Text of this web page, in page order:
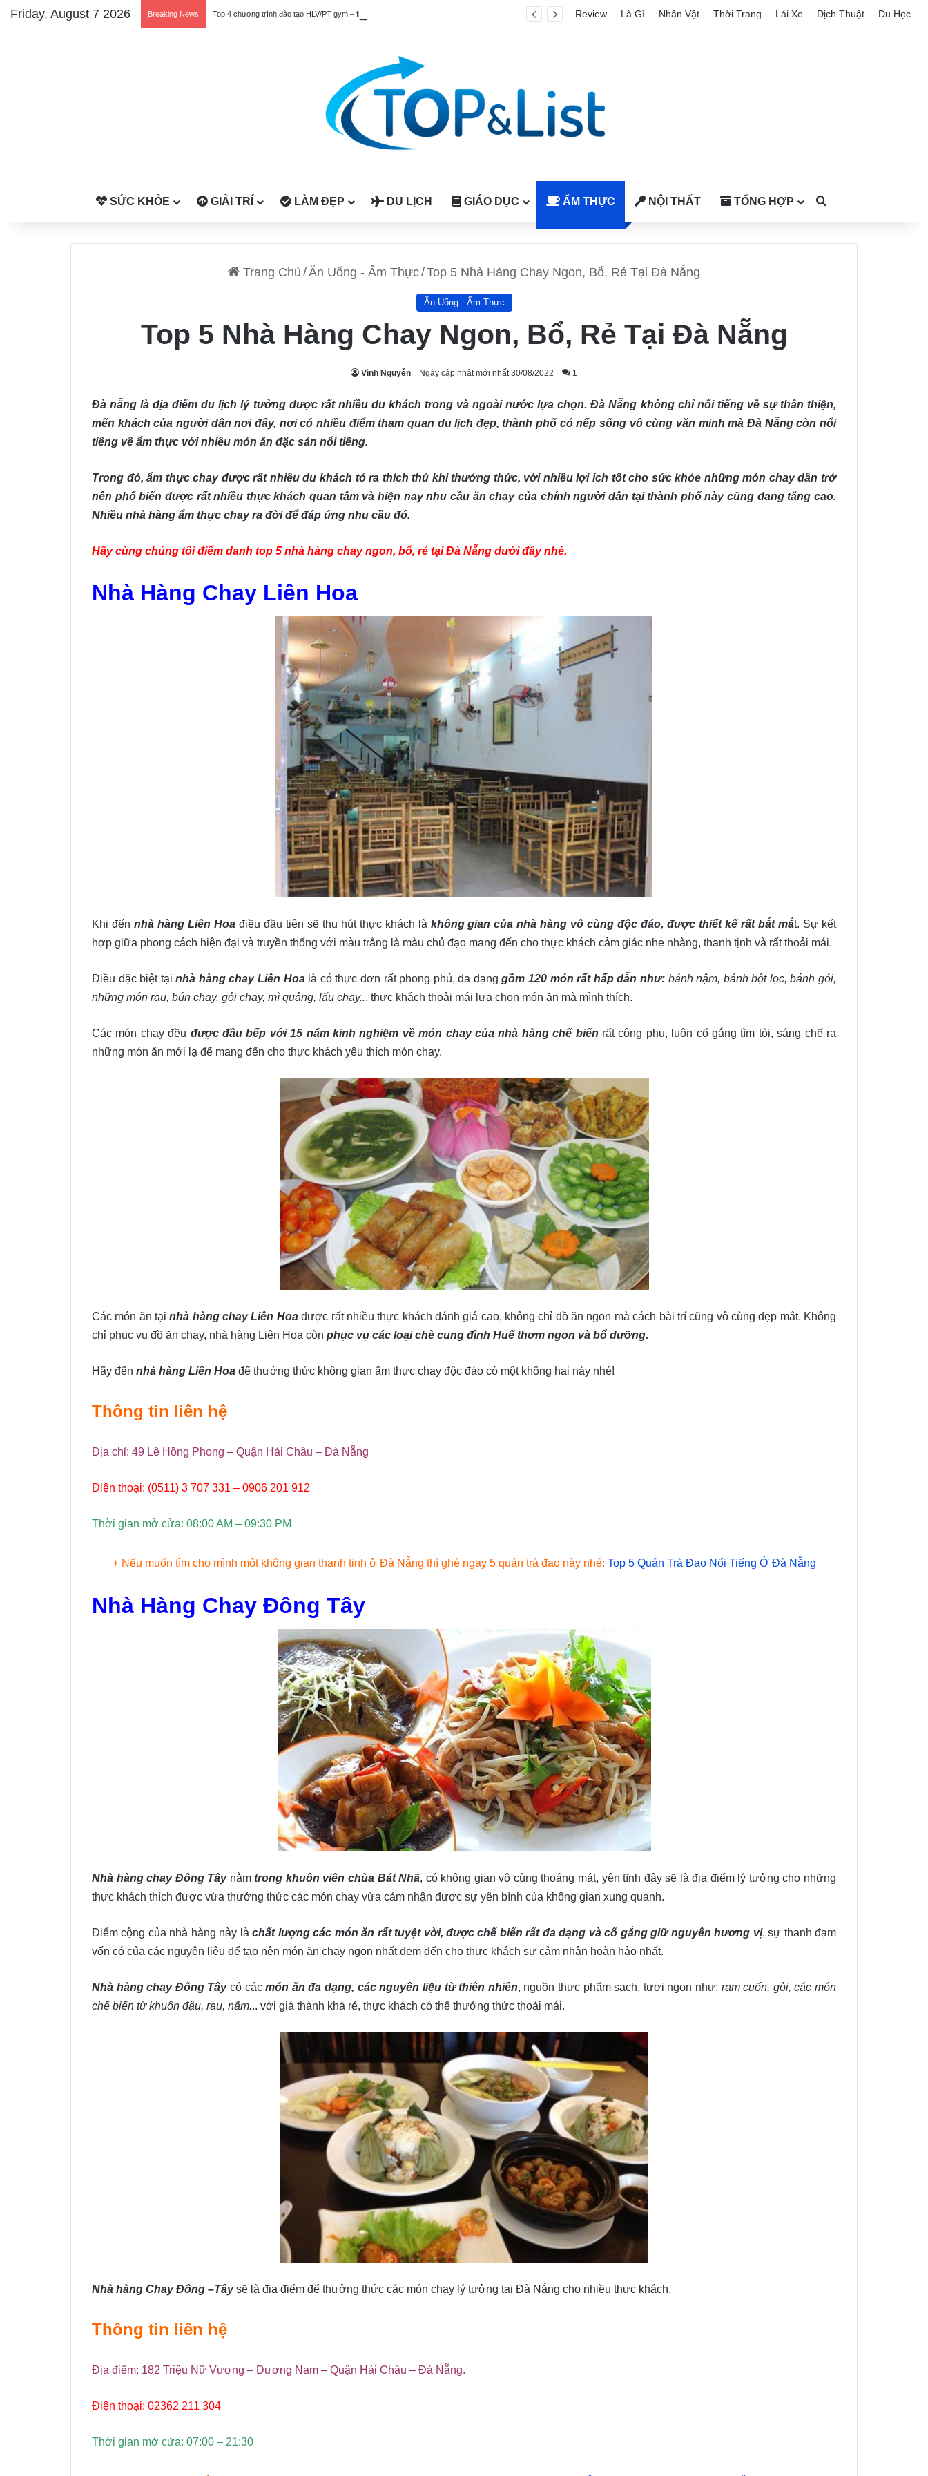
Friday, August 7 2026 Breaking News Top 4 chương trình đào tạo HLV/PT gym – fitness quốc tế được công nhận tại Việt Nam Review Là Gì Nhân Vật Thời Trang Lái Xe Dịch Thuật Du Học
SỨC KHỎE GIẢI TRÍ LÀM ĐẸP DU LỊCH GIÁO DỤC ẨM THỰC NỘI THẤT TỔNG HỢP
Trang Chủ /Ăn Uống - Ẩm Thực/Top 5 Nhà Hàng Chay Ngon, Bổ, Rẻ Tại Đà Nẵng
Ăn Uống - Ẩm Thực
Top 5 Nhà Hàng Chay Ngon, Bổ, Rẻ Tại Đà Nẵng
Vĩnh Nguyễn Ngày cập nhật mới nhất 30/08/2022 1
Đà nẵng là địa điểm du lịch lý tưởng được rất nhiều du khách trong và ngoài nước lựa chọn. Đà Nẵng không chỉ nổi tiếng về sự thân thiện,
mến khách của người dân nơi đây, nơi có nhiều điểm tham quan du lịch đẹp, thành phố có nếp sống vô cùng văn minh mà Đà Nẵng còn nổi
tiếng về ẩm thực với nhiều món ăn đặc sản nổi tiếng.
Trong đó, ẩm thực chay được rất nhiều du khách tỏ ra thích thú khi thưởng thức, với nhiều lợi ích tốt cho sức khỏe những món chay dần trở
nên phổ biến được rất nhiều thực khách quan tâm và hiện nay nhu cầu ăn chay của chính người dân tại thành phố này cũng đang tăng cao.
Nhiều nhà hàng ẩm thực chay ra đời để đáp ứng nhu cầu đó.
Hãy cùng chúng tôi điểm danh top 5 nhà hàng chay ngon, bổ, rẻ tại Đà Nẵng dưới đây nhé.
Nhà Hàng Chay Liên Hoa
Khi đến nhà hàng Liên Hoađiều đầu tiên sẽ thu hút thực khách là không gian của nhà hàng vô cùng độc đáo, được thiết kế rất bắt mắt. Sự kết
hợp giữa phong cách hiện đại và truyền thống với màu trắng là màu chủ đạo mang đến cho thực khách cảm giác nhẹ nhàng, thanh tịnh và rất thoải mái.
Điều đặc biệt tạinhà hàng chay Liên Hoalà có thực đơn rất phong phú, đa dạnggồm 120 món rất hấp dẫn như: bánh nậm, bánh bột lọc, bánh gói,
những món rau, bún chay, gỏi chay, mì quảng, lẩu chay... thực khách thoải mái lựa chọn món ăn mà mình thích.
Các món chay đều được đầu bếp với 15 năm kinh nghiệm về món chay của nhà hàng chế biến rất công phu, luôn cố gắng tìm tòi, sáng chế ra
những món ăn mới lạ để mang đến cho thực khách yêu thích món chay.
Các món ăn tạinhà hàng chay Liên Hoađược rất nhiều thực khách đánh giá cao, không chỉ đồ ăn ngon mà cách bài trí cũng vô cùng đẹp mắt. Không
chỉ phục vụ đồ ăn chay, nhà hàng Liên Hoa còn phục vụ các loại chè cung đình Huế thơm ngon và bổ dưỡng.
Hãy đến nhà hàng Liên Hoa để thưởng thức không gian ẩm thực chay độc đáo có một không hai này nhé!
Thông tin liên hệ
Địa chỉ: 49 Lê Hồng Phong – Quận Hải Châu – Đà Nẵng
Điện thoại: (0511) 3 707 331 – 0906 201 912
Thời gian mở cửa: 08:00 AM – 09:30 PM
+ Nếu muốn tìm cho mình một không gian thanh tịnh ở Đà Nẵng thì ghé ngay 5 quán trà đạo này nhé: Top 5 Quán Trà Đạo Nổi Tiếng Ở Đà Nẵng
Nhà Hàng Chay Đông Tây
Nhà hàng chay Đông Tâynằmtrong khuôn viên chùa Bát Nhã, có không gian vô cùng thoáng mát, yên tĩnh đây sẽ là địa điểm lý tưởng cho những
thực khách thích được vừa thưởng thức các món chay vừa cảm nhận được sự yên bình của không gian xung quanh.
Điểm cộng của nhà hàng này làchất lượng các món ăn rất tuyệt vời, được chế biến rất đa dạng và cố gắng giữ nguyên hương vị, sự thanh đạm
vốn có của các nguyên liệu để tạo nên món ăn chay ngon nhất đem đến cho thực khách sự cảm nhận hoàn hảo nhất.
Nhà hàng chay Đông Tâycó cácmón ăn đa dạng, các nguyên liệu từ thiên nhiên, nguồn thực phẩm sạch, tươi ngon như: ram cuốn, gỏi, các món
chế biến từ khuôn đậu, rau, nấm... với giá thành khá rẻ, thực khách có thể thưởng thức thoải mái.
Nhà hàng Chay Đông –Tây sẽ l à địa điểm để thưởng thức các món chay lý tưởng tại Đà Nẵng cho nhiều thực khách.
Thông tin liên hệ
Địa điểm: 182 Triệu Nữ Vương – Dương Nam – Quận Hải Châu – Đà Nẵng.
Điện thoại: 02362 211 304
Thời gian mở cửa: 07:00 – 21:30